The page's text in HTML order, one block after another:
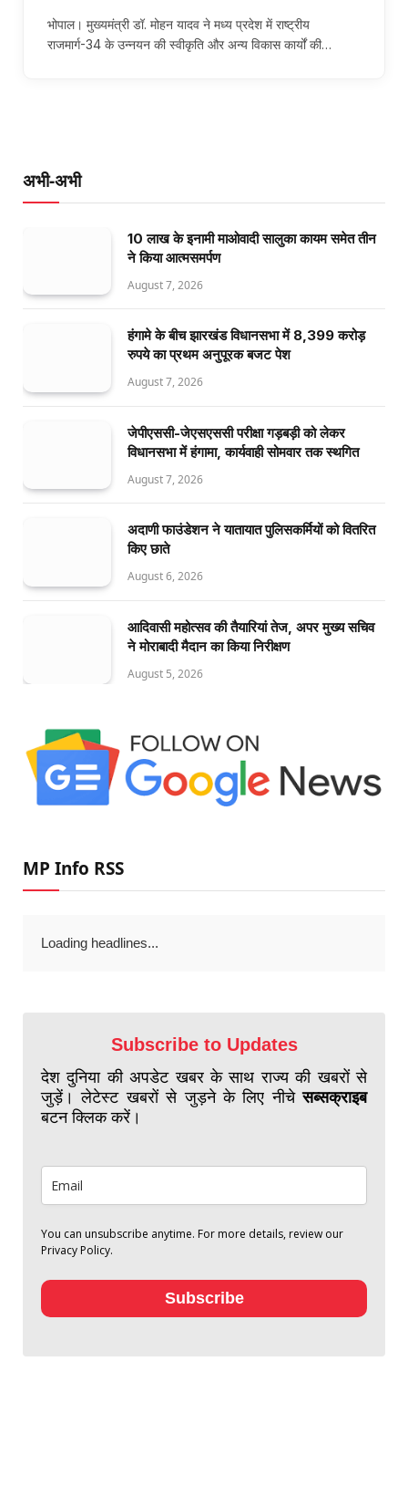
भोपाल। मुख्यमंत्री डॉ. मोहन यादव ने मध्य प्रदेश में राष्ट्रीय
राजमार्ग-34 के उन्नयन की स्वीकृति और अन्य विकास कार्यों की…
अभी-अभी
10 लाख के इनामी माओवादी सालुका कायम समेत तीन
ने किया आत्मसमर्पण
August 7, 2026
हंगामे के बीच झारखंड विधानसभा में 8,399 करोड़
रुपये का प्रथम अनुपूरक बजट पेश
August 7, 2026
जेपीएससी-जेएसएससी परीक्षा गड़बड़ी को लेकर
विधानसभा में हंगामा, कार्यवाही सोमवार तक स्थगित
August 7, 2026
अदाणी फाउंडेशन ने यातायात पुलिसकर्मियों को वितरित
किए छाते
August 6, 2026
आदिवासी महोत्सव की तैयारियां तेज, अपर मुख्य सचिव
ने मोराबादी मैदान का किया निरीक्षण
August 5, 2026
MP Info RSS
Loading headlines...
Subscribe to Updates
देश दुनिया की अपडेट खबर के साथ राज्य की खबरों से
जुड़ें। लेटेस्ट खबरों से जुड़ने के लिए नीचेसब्सक्राइब
बटन क्लिक करें।
You can unsubscribe anytime. For more details, review our
Privacy Policy.
Subscribe